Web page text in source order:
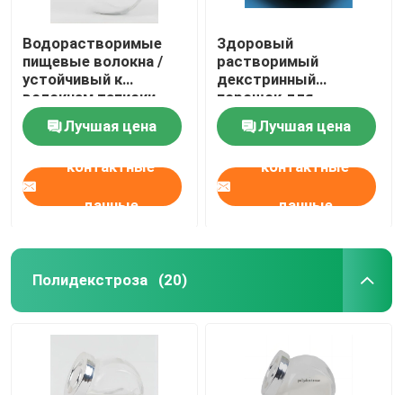
Водорастворимые
пищевые волокна /
устойчивый к
волокнам тапиоки
декстринный
порошок для
конфеты
Лучшая цена
контактные
данные
Здоровый
растворимый
декстринный
порошок для
шоколада
Лучшая цена
контактные
данные
Полидекстроза (20)